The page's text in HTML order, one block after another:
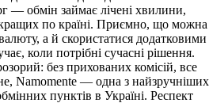
— обмін займає лічені хвилини,
по країні. Приємно, що можна
а й скористатися додатковими
коли потрібні сучасні рішення.
без прихованих комісій, все
Namomente — одна з найзручніших
пунктів в Україні. Респект